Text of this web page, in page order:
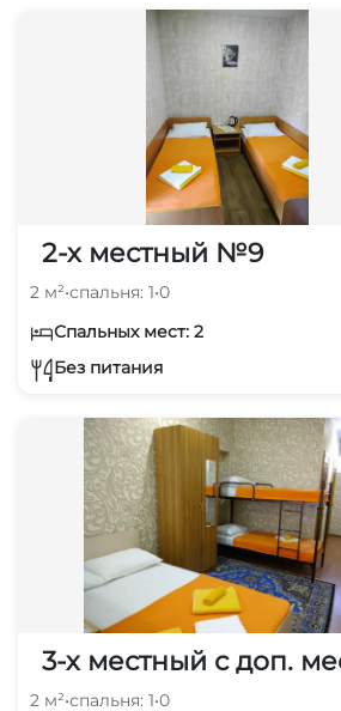
2-х местный №9
2 м²•спальня: 1•0
Спальных мест: 2
Без питания
3-х местный с доп.
2 м²•спальня: 1•0